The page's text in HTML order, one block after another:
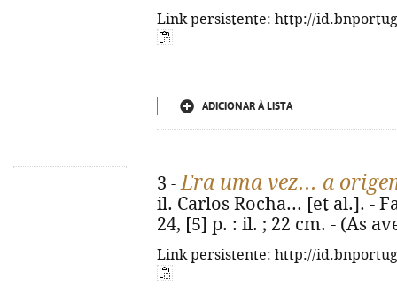
Link persistente: http://
ADICIONAR À LISTA
3 -Era uma vez... a
il. Carlos Rocha... [et al.]. -
24, [5] p. : il. ; 22 cm. - (As
Link persistente: http://